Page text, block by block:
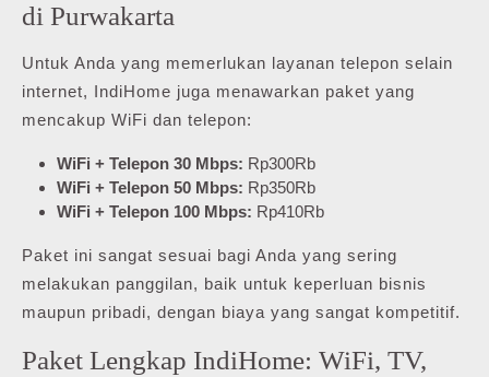
di Purwakarta
Untuk Anda yang memerlukan layanan telepon selain
internet, IndiHome juga menawarkan paket yang
mencakup WiFi dan telepon:
WiFi + Telepon 30 Mbps: Rp300Rb
WiFi + Telepon 50 Mbps: Rp350Rb
WiFi + Telepon 100 Mbps: Rp410Rb
Paket ini sangat sesuai bagi Anda yang sering
melakukan panggilan, baik untuk keperluan bisnis
maupun pribadi, dengan biaya yang sangat kompetitif.
Paket Lengkap IndiHome: WiFi, TV,